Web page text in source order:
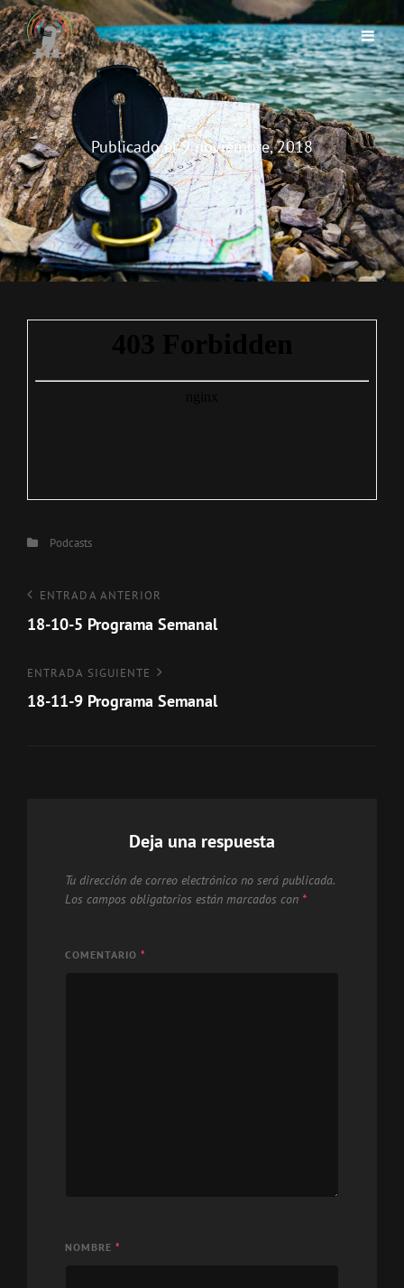
Publicado el9 noviembre, 2018
Categorías
Podcasts
Navegación
de
Entrada
anterior
ENTRADA ANTERIOR
18-10-5 Programa Semanal
Entrada
siguiente
ENTRADA SIGUIENTE
18-11-9 Programa Semanal
Deja una respuesta
Tu dirección de correo electrónico no será publicada.
Los campos obligatorios están marcados con *
COMENTARIO *
NOMBRE *